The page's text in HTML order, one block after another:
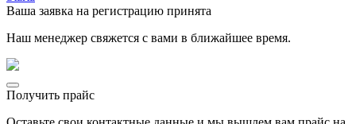
Ваша заявка на регистрацию принята
Наш менеджер свяжется с вами в ближайшее время.
Получить прайс